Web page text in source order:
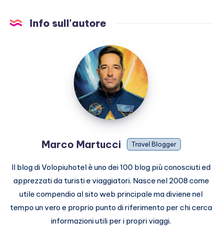
Info sull'autore
Marco
Martucci
Marco Martucci Travel Blogger
Il blog di Volopiuhotel è uno dei 100 blog più conosciuti ed
apprezzati da turisti e viaggiatori. Nasce nel 2008 come
utile compendio al sito web principale ma diviene nel
tempo un vero e proprio punto di riferimento per chi cerca
informazioni utili per i propri viaggi.